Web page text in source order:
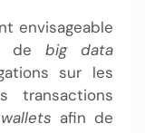
envisageable
de big data
sur les
transactions
wallets afin de